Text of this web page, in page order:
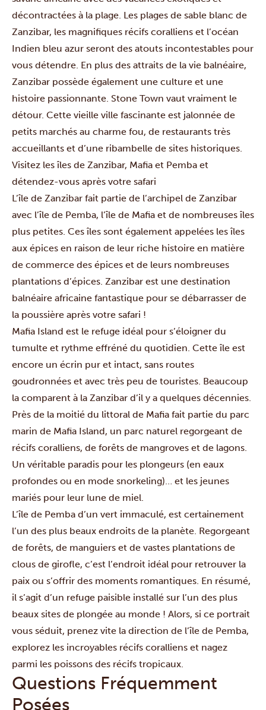
décontractées à la plage. Les plages de sable blanc de
Zanzibar, les magnifiques récifs coralliens et l’océan
Indien bleu azur seront des atouts incontestables pour
vous détendre. En plus des attraits de la vie balnéaire,
Zanzibar possède également une culture et une
histoire passionnante. Stone Town vaut vraiment le
détour. Cette vieille ville fascinante est jalonnée de
petits marchés au charme fou, de restaurants très
accueillants et d’une ribambelle de sites historiques.
Visitez les îles de Zanzibar, Mafia et Pemba et
détendez-vous après votre safari
L’île de Zanzibar fait partie de l’archipel de Zanzibar
avec l’île de Pemba, l’île de Mafia et de nombreuses îles
plus petites. Ces îles sont également appelées les îles
aux épices en raison de leur riche histoire en matière
de commerce des épices et de leurs nombreuses
plantations d’épices. Zanzibar est une destination
balnéaire africaine fantastique pour se débarrasser de
la poussière après votre safari !
Mafia Island est le refuge idéal pour s’éloigner du
tumulte et rythme effréné du quotidien. Cette île est
encore un écrin pur et intact, sans routes
goudronnées et avec très peu de touristes. Beaucoup
la comparent à la Zanzibar d’il y a quelques décennies.
Près de la moitié du littoral de Mafia fait partie du parc
marin de Mafia Island, un parc naturel regorgeant de
récifs coralliens, de forêts de mangroves et de lagons.
Un véritable paradis pour les plongeurs (en eaux
profondes ou en mode snorkeling)… et les jeunes
mariés pour leur lune de miel.
L’île de Pemba d’un vert immaculé, est certainement
l’un des plus beaux endroits de la planète. Regorgeant
de forêts, de manguiers et de vastes plantations de
clous de girofle, c’est l’endroit idéal pour retrouver la
paix ou s’offrir des moments romantiques. En résumé,
il s’agit d’un refuge paisible installé sur l’un des plus
beaux sites de plongée au monde ! Alors, si ce portrait
vous séduit, prenez vite la direction de l’île de Pemba,
explorez les incroyables récifs coralliens et nagez
parmi les poissons des récifs tropicaux.
Questions Fréquemment
Posées